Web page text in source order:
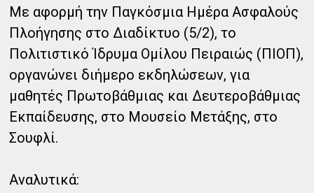
Με αφορμή την Παγκόσμια Ημέρα Ασφαλούς
Πλοήγησης στο Διαδίκτυο (5/2), το
Πολιτιστικό Ίδρυμα Ομίλου Πειραιώς (ΠΙΟΠ),
οργανώνει διήμερο εκδηλώσεων, για
μαθητές Πρωτοβάθμιας και Δευτεροβάθμιας
Εκπαίδευσης, στο Μουσείο Μετάξης, στο
Σουφλί.
Αναλυτικά: